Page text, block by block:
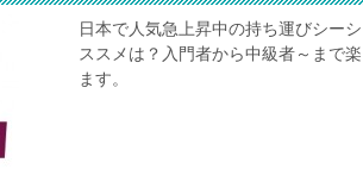
日本で人気急上昇中の持ち運びシー
ススメは？入門者から中級者～まで
ます。